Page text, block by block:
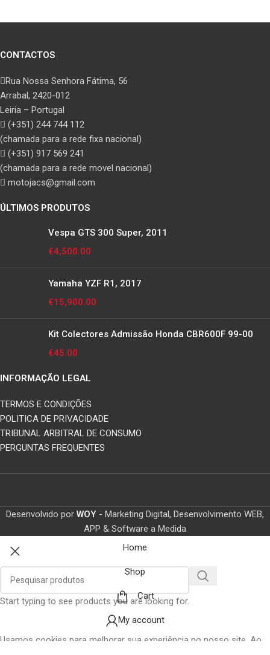
CONTACTOS
Rua Nossa Senhora Fátima, 56
Arrabal, 2420-012
Leiria – Portugal
(+351) 244 744 112
(chamada para a rede fixa nacional)
(+351) 917 569 241
(chamada para a rede movel nacional)
motojacs@gmail.com
ÚLTIMOS PRODUTOS
Vespa GTS 300 Super, 2011
€4,500.00
Yamaha YZF R1, 2017
€15,900.00
Kit Colectores Admissão Honda CBR600F 99-00
€45.00
INFORMAÇÃO LEGAL
TERMOS E CONDIÇÕES
POLITICA DE PRIVACIDADE
TRIBUNAL ARBITRAL DE CONSUMO
PERGUNTAS FREQUENTES
Desenvolvido por WOY - Marketing Digital, Desenvolvimento WEB,
APP & Software a Medida
Start typing to see products you are looking for.
Home
Shop
Cart
My account
Usamos cookies para melhorar sua experiência no nosso site. Ao